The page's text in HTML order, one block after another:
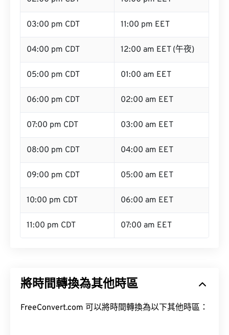
03:00 pm CDT 11:00 pm EET
04:00 pm CDT 12:00 am EET (午夜)
05:00 pm CDT 01:00 am EET
06:00 pm CDT 02:00 am EET
07:00 pm CDT 03:00 am EET
08:00 pm CDT 04:00 am EET
09:00 pm CDT 05:00 am EET
10:00 pm CDT 06:00 am EET
11:00 pm CDT 07:00 am EET
將時間轉換為其他時區
FreeConvert.com 可以將時間轉換為以下其他時區：